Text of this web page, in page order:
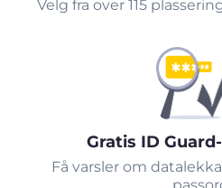
Velg fra over 115
Gratis ID
Få varsler om